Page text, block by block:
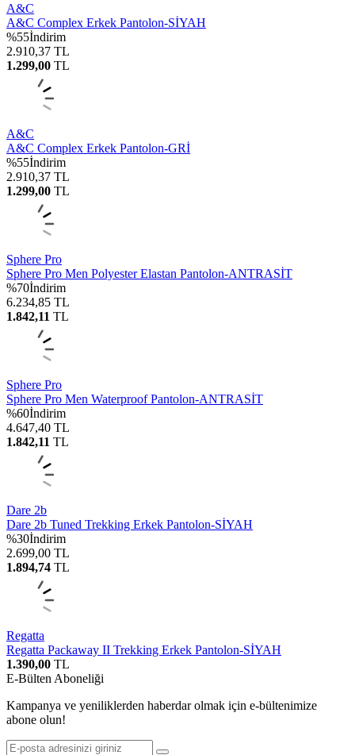
A&C
A&C Complex Erkek Pantolon-SİYAH
%55İndirim
2.910,37 TL
1.299,00 TL
A&C
A&C Complex Erkek Pantolon-GRİ
%55İndirim
2.910,37 TL
1.299,00 TL
Sphere Pro
Sphere Pro Men Polyester Elastan Pantolon-ANTRASİT
%70İndirim
6.234,85 TL
1.842,11 TL
Sphere Pro
Sphere Pro Men Waterproof Pantolon-ANTRASİT
%60İndirim
4.647,40 TL
1.842,11 TL
Dare 2b
Dare 2b Tuned Trekking Erkek Pantolon-SİYAH
%30İndirim
2.699,00 TL
1.894,74 TL
Regatta
Regatta Packaway II Trekking Erkek Pantolon-SİYAH
1.390,00 TL
E-Bülten Aboneliği
Kampanya ve yeniliklerden haberdar olmak için e-bültenimize
abone olun!